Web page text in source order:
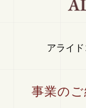
アライ
事業のご